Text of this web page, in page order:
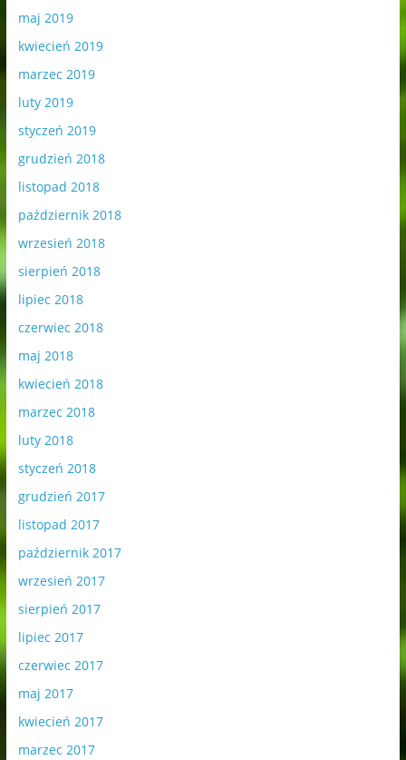
maj 2019
kwiecień 2019
marzec 2019
luty 2019
styczeń 2019
grudzień 2018
listopad 2018
październik 2018
wrzesień 2018
sierpień 2018
lipiec 2018
czerwiec 2018
maj 2018
kwiecień 2018
marzec 2018
luty 2018
styczeń 2018
grudzień 2017
listopad 2017
październik 2017
wrzesień 2017
sierpień 2017
lipiec 2017
czerwiec 2017
maj 2017
kwiecień 2017
marzec 2017